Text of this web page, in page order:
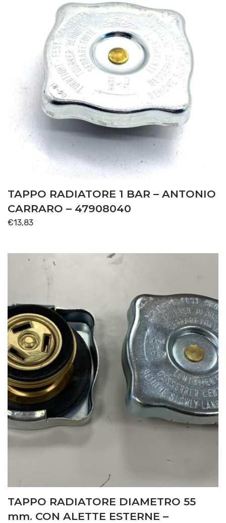
TAPPO RADIATORE 1 BAR – ANTONIO
CARRARO – 47908040
€13,83
TAPPO RADIATORE DIAMETRO 55
mm. CON ALETTE ESTERNE –